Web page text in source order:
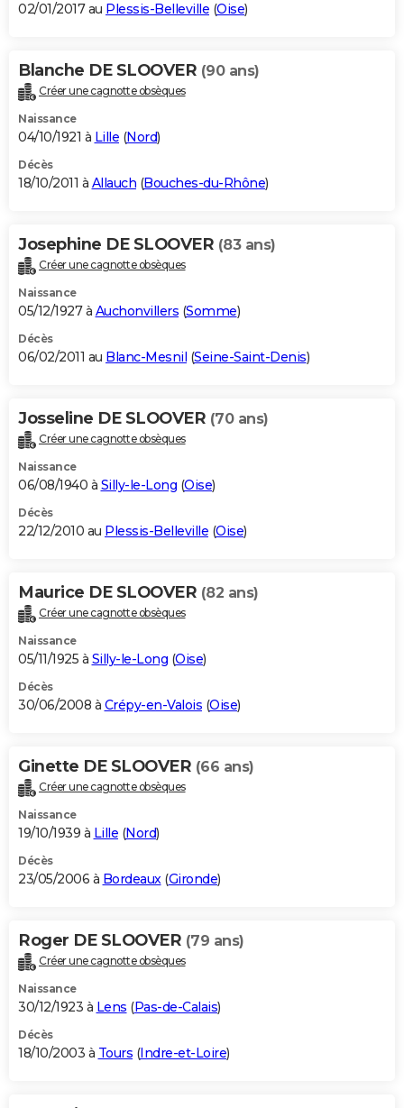
02/01/2017 au Plessis-Belleville (Oise)
Blanche DE SLOOVER (90 ans)
Créer une cagnotte obsèques
Naissance
04/10/1921 à Lille (Nord)
Décès
18/10/2011 à Allauch (Bouches-du-Rhône)
Josephine DE SLOOVER (83 ans)
Créer une cagnotte obsèques
Naissance
05/12/1927 à Auchonvillers (Somme)
Décès
06/02/2011 au Blanc-Mesnil (Seine-Saint-Denis)
Josseline DE SLOOVER (70 ans)
Créer une cagnotte obsèques
Naissance
06/08/1940 à Silly-le-Long (Oise)
Décès
22/12/2010 au Plessis-Belleville (Oise)
Maurice DE SLOOVER (82 ans)
Créer une cagnotte obsèques
Naissance
05/11/1925 à Silly-le-Long (Oise)
Décès
30/06/2008 à Crépy-en-Valois (Oise)
Ginette DE SLOOVER (66 ans)
Créer une cagnotte obsèques
Naissance
19/10/1939 à Lille (Nord)
Décès
23/05/2006 à Bordeaux(Gironde)
Roger DE SLOOVER (79 ans)
Créer une cagnotte obsèques
Naissance
30/12/1923 à Lens (Pas-de-Calais)
Décès
18/10/2003 à Tours (Indre-et-Loire)